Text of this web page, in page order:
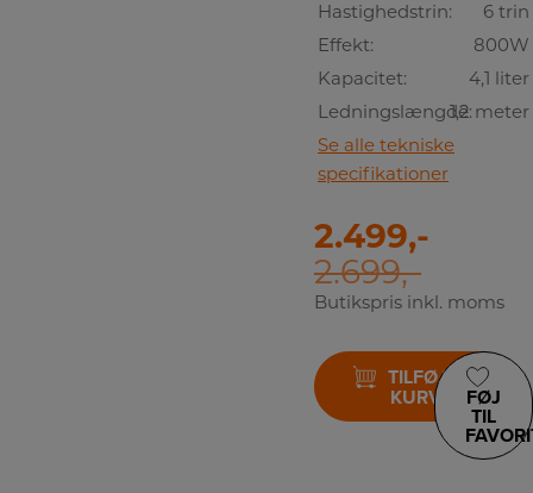
Hastighedstrin:
6 trin
Effekt:
800W
Kapacitet:
4,1 liter
Ledningslængde:1,2 meter
Se alle tekniske
specifikationer
2.499,-
2.699,-
Butikspris inkl. moms
TILFØJ TIL
KURV
FØJ
TIL